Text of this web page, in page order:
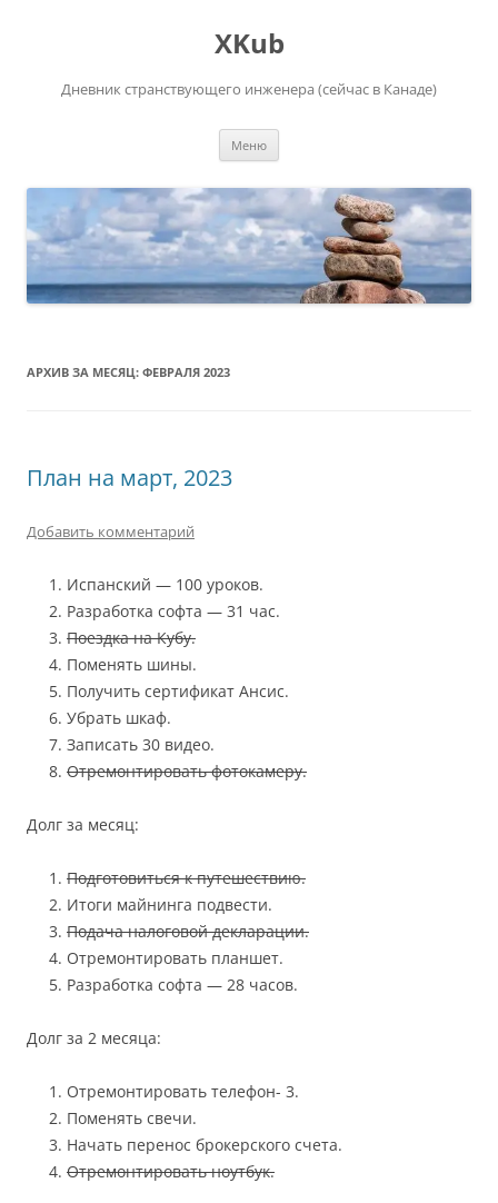
XKub
Дневник странствующего инженера (сейчас в Канаде)
Меню
АРХИВ ЗА МЕСЯЦ: ФЕВРАЛЯ 2023
План на март, 2023
Добавить комментарий
Испанский — 100 уроков.
Разработка софта — 31 час.
Поездка на Кубу.
Поменять шины.
Получить сертификат Ансис.
Убрать шкаф.
Записать 30 видео.
Отремонтировать фотокамеру.
Долг за месяц:
Подготовиться к путешествию.
Итоги майнинга подвести.
Подача налоговой декларации.
Отремонтировать планшет.
Разработка софта — 28 часов.
Долг за 2 месяца:
Отремонтировать телефон- 3.
Поменять свечи.
Начать перенос брокерского счета.
Отремонтировать ноутбук.